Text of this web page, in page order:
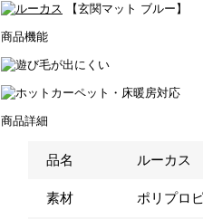
【玄関マット ブルー】
商品機能
商品詳細
品名 ルーカス
素材 ポリプロ